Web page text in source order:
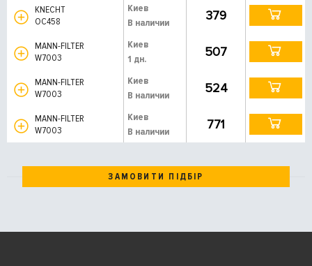
KNECHT
OC458
Киев
В наличии
379
MANN-FILTER
W7003
Киев
1 дн.
507
MANN-FILTER
W7003
Киев
В наличии
524
MANN-FILTER
W7003
Киев
В наличии
771
ЗАМОВИТИ ПІДБІР